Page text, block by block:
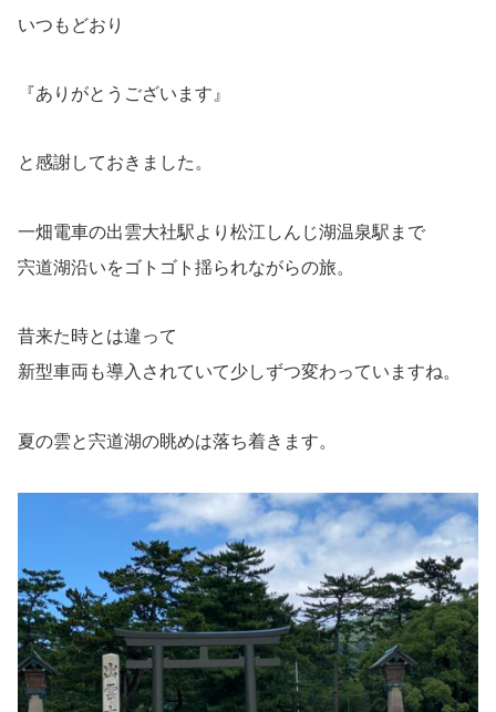
いつもどおり
『ありがとうございます』
と感謝しておきました。
一畑電車の出雲大社駅より松江しんじ湖温泉駅まで
宍道湖沿いをゴトゴト揺られながらの旅。
昔来た時とは違って
新型車両も導入されていて少しずつ変わっていますね。
夏の雲と宍道湖の眺めは落ち着きます。